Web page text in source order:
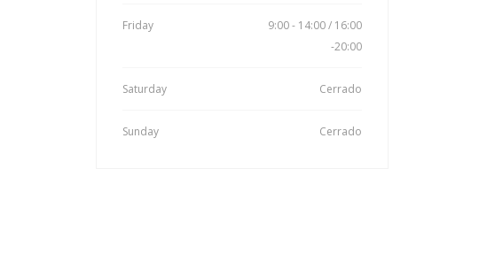
Friday
9:00 - 14:00 / 16:00
-20:00
Saturday Cerrado
Sunday Cerrado